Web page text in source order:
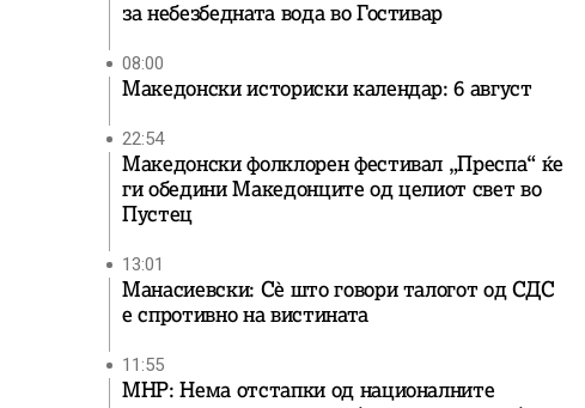
за небезбедната вода во Гостивар
08:00
Македонски историски календар: 6 август
22:54
Македонски фолклорен фестивал „Преспа“ ќе
ги обедини Македонците од целиот свет во
Пустец
13:01
Манасиевски: Сè што говори талогот од СДС
е спротивно на вистината
11:55
МНР: Нема отстапки од националните